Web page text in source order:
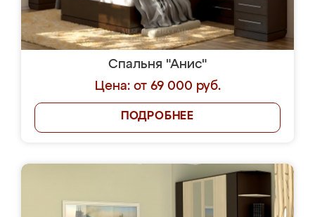
Спальня "Анис"
Цена: от 69 000 руб.
ПОДРОБНЕЕ